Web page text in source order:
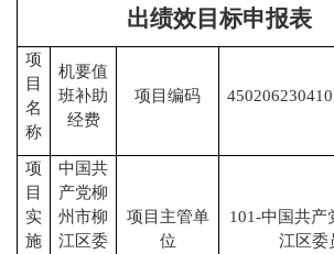
出绩效目标申报表
项
目
名
称
机要值
班补助
经费
项目编码
项
目
实
施
中国共
产党柳
州市柳
江区委
项目主管单
位
101-中国共产
江区委